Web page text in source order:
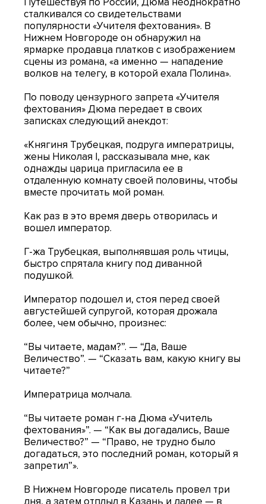
сталкивался со свидетельствами
популярности «Учителя фехтования». В
Нижнем Новгороде он обнаружил на
ярмарке продавца платков с изображением
сцены из романа, «а именно — нападение
волков на телегу, в которой ехала Полина».
По поводу цензурного запрета «Учителя
фехтования» Дюма передает в своих
записках следующий анекдот:
«Княгиня Трубецкая, подруга императрицы,
жены Николая I, рассказывала мне, как
однажды царица пригласила ее в
отдаленную комнату своей половины, чтобы
вместе прочитать мой роман.
Как раз в это время дверь отворилась и
вошел император.
Г-жа Трубецкая, выполнявшая роль чтицы,
быстро спрятала книгу под диванной
подушкой.
Император подошел и, стоя перед своей
августейшей супругой, которая дрожала
более, чем обычно, произнес:
“Вы читаете, мадам?”. — “Да, Ваше
Величество”. — “Сказать вам, какую книгу вы
читаете?”
Императрица молчала.
“Вы читаете роман г-на Дюма «Учитель
фехтования»”. — “Как вы догадались, Ваше
Величество?” — “Право, не трудно было
догадаться, это последний роман, который я
запретил”».
В Нижнем Новгороде писатель провел три